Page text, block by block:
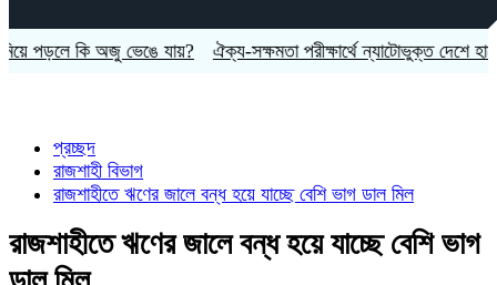
পড়লে কি অজু ভেঙে যায়? ঐক্য-সক্ষমতা পরীক্ষার্থে ন্যাটোভুক্ত দেশে হামলা
প্রচ্ছদ
রাজশাহী বিভাগ
রাজশাহীতে ঋণের জালে বন্ধ হয়ে যাচ্ছে বেশি ভাগ ডাল মিল
রাজশাহীতে ঋণের জালে বন্ধ হয়ে যাচ্ছে বেশি ভাগ